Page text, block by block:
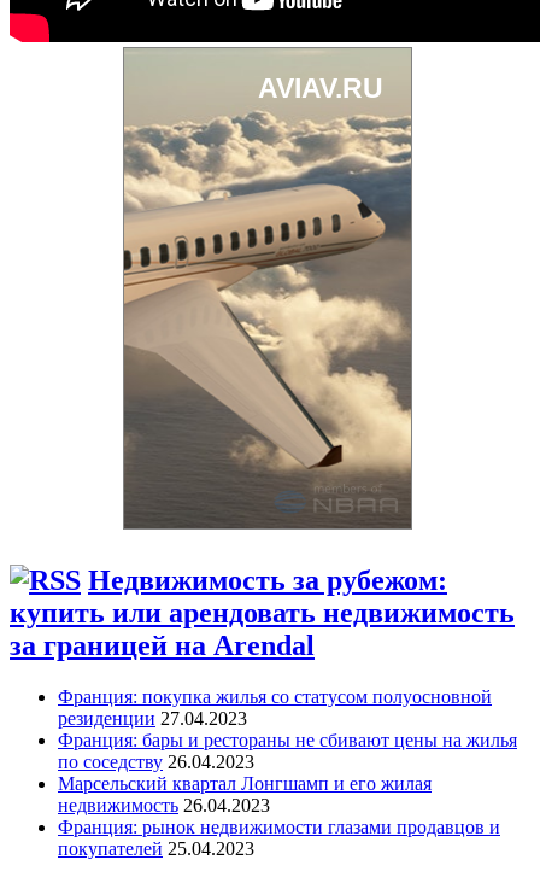
Недвижимость за рубежом:
купить или арендовать недвижимость
за границей на Arendal
Франция: покупка жилья со статусом полуосновной
резиденции 27.04.2023
Франция: бары и рестораны не сбивают цены на жилья
по соседству 26.04.2023
Марсельский квартал Лонгшамп и его жилая
недвижимость 26.04.2023
Франция: рынок недвижимости глазами продавцов и
покупателей 25.04.2023